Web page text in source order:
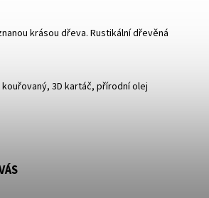
krásou dřeva. Rustikální dřevěná
kouřovaný, 3D kartáč, přírodní olej